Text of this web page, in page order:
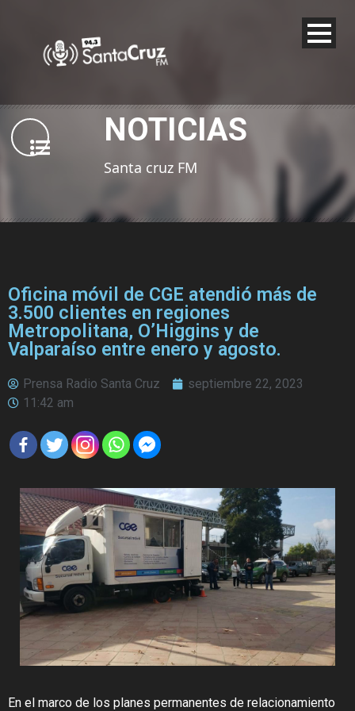
NOTICIAS
Santa cruz FM
Oficina móvil de CGE atendió más de
3.500 clientes en regiones
Metropolitana, O’Higgins y de
Valparaíso entre enero y agosto.
Prensa Radio Santa Cruz
septiembre 22, 2023
11:42 am
En el marco de los planes permanentes de relacionamiento